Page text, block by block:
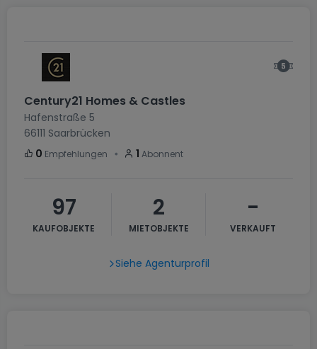
Century21 Homes & Castles
Hafenstraße 5
66111 Saarbrücken
0 Empfehlungen ・ 1 Abonnent
97
KAUFOBJEKTE
2
MIETOBJEKTE
-
VERKAUFT
Siehe Agenturprofil